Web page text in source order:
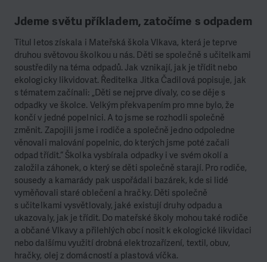
Jdeme světu příkladem, zatočíme s odpadem
Titul letos získala i Mateřská škola Vlkava, která je teprve
druhou světovou školkou u nás. Děti se společně s učitelkami
soustředily na téma odpadů. Jak vznikají, jak je třídit nebo
ekologicky likvidovat. Ředitelka Jitka Čadilová popisuje, jak
s tématem začínali: „Děti se nejprve dívaly, co se děje s
odpadky ve školce. Velkým překvapením pro mne bylo, že
končí v jedné popelnici. A to jsme se rozhodli společně
změnit. Zapojili jsme i rodiče a společně jedno odpoledne
věnovali malování popelnic, do kterých jsme poté začali
odpad třídit.“ Školka vysbírala odpadky i ve svém okolí a
založila záhonek, o který se děti společně starají. Pro rodiče,
sousedy a kamarády pak uspořádali bazárek, kde si lidé
vyměňovali staré oblečení a hračky. Děti společně
s učitelkami vysvětlovaly, jaké existují druhy odpadu a
ukazovaly, jak je třídit. Do mateřské školy mohou také rodiče
a občané Vlkavy a přilehlých obcí nosit k ekologické likvidaci
nebo dalšímu využití drobná elektrozařízení, textil, obuv,
hračky, olej z domácností a plastová víčka.